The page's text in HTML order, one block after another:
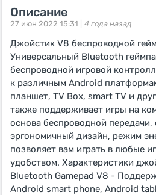
Описание
27 июн 2022 15:31 | 4 года назад
Джойстик V8 беспроводной
Универсальный Bluetooth
беспроводной игровой
к различным Android
планшет, TV Box, smart TV и
также поддерживает игры на
основа беспроводной
эргономичный дизайн, режим
позволяет вам играть в любые
удобством. Характеристики
Bluetooth Gamepad V8 -
Android smart phone, Android